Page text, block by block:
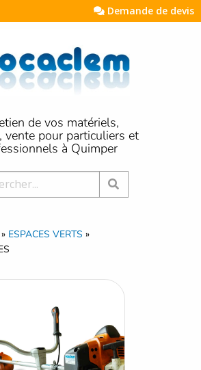
Demande de devis
de vos matériels,
vente pour particuliers et
à Quimper
» ESPACES VERTS »